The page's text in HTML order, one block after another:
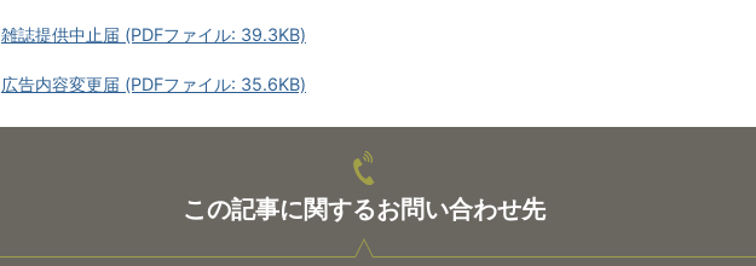
雑誌提供中止届 (PDFファイル: 39.3KB)
広告内容変更届 (PDFファイル: 35.6KB)
この記事に関するお問い合わせ先